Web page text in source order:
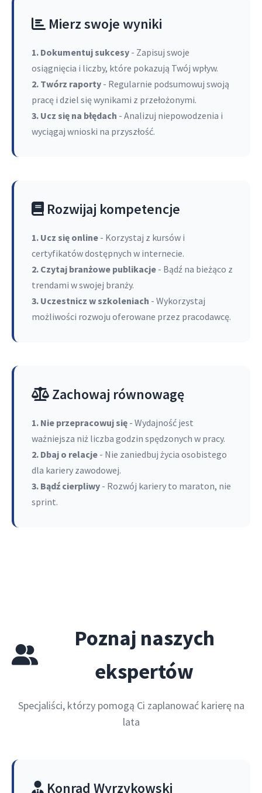
Mierz swoje wyniki
1. Dokumentuj sukcesy - Zapisuj swoje
osiągnięcia i liczby, które pokazują Twój wpływ.
2. Twórz raporty - Regularnie podsumowuj swoją
pracę i dziel się wynikami z przełożonymi.
3. Ucz się na błędach - Analizuj niepowodzenia i
wyciągaj wnioski na przyszłość.
Rozwijaj kompetencje
1. Ucz się online - Korzystaj z kursów i
certyfikatów dostępnych w internecie.
2. Czytaj branżowe publikacje - Bądź na bieżąco z
trendami w swojej branży.
3. Uczestnicz w szkoleniach - Wykorzystaj
możliwości rozwoju oferowane przez pracodawcę.
Zachowaj równowagę
1. Nie przepracowuj się - Wydajność jest
ważniejsza niż liczba godzin spędzonych w pracy.
2. Dbaj o relacje - Nie zaniedbuj życia osobistego
dla kariery zawodowej.
3. Bądź cierpliwy - Rozwój kariery to maraton, nie
sprint.
Poznaj naszych
ekspertów
Specjaliści, którzy pomogą Ci zaplanować karierę na
lata
Konrad Wyrzykowski